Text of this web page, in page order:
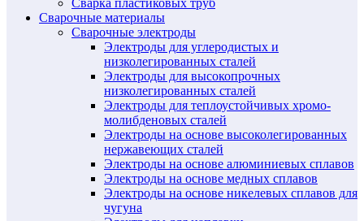
Сварочные материалы
Сварочные электроды
Электроды для углеродистых и
низколегированных сталей
Электроды для высокопрочных
низколегированных сталей
Электроды для теплоустойчивых хромо-
молибденовых сталей
Электроды на основе высоколегированных
нержавеющих сталей
Электроды на основе алюминиевых сплавов
Электроды на основе медных сплавов
Электроды на основе никелевых сплавов для
чугуна